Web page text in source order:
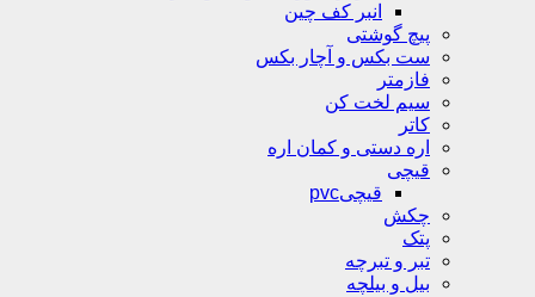
انبر کف چین
پیچ گوشتی
ست بکس و آچار بکس
فازمتر
سیم لخت کن
کاتر
اره دستی و کمان اره
قیچی
قیچیpvc
چکش
پتک
تبر و تبرچه
بیل و بیلچه